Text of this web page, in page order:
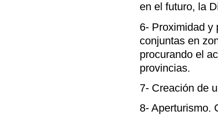
en el futuro, la
6- Proximidad y
conjuntas en
procurando el
provincias.
7- Creación de
8- Aperturismo.